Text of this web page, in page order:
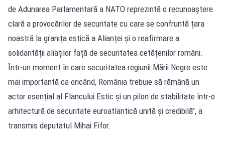
de Adunarea Parlamentară a NATO reprezintă o recunoaștere
clară a provocărilor de securitate cu care se confruntă țara
noastră la granița estică a Alianței și o reafirmare a
solidarității aliaților față de securitatea cetățenilor români.
Într-un moment în care securitatea regiunii Mării Negre este
mai importantă ca oricând, România trebuie să rămână un
actor esențial al Flancului Estic și un pilon de stabilitate într-o
arhitectură de securitate euroatlantică unită și credibilă", a
transmis deputatul Mihai Fifor.